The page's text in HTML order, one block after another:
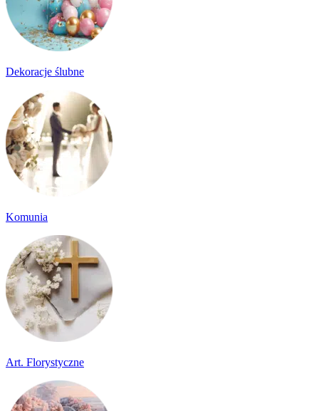
Dekoracje ślubne
Komunia
Art. Florystyczne